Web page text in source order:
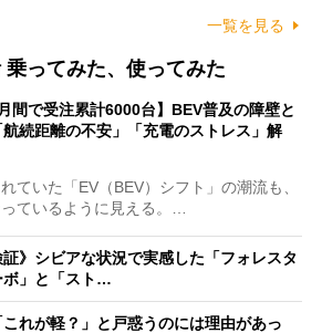
一覧を見る
ってみた、使ってみた
月間で受注累計6000台】BEV普及の障壁と
続距離の不安」「充電のストレス」解
ていた「EV（BEV）シフト」の潮流も、
ているように見える。…
証》シビアな状況で実感した「フォレスタ
」と「スト…
れが軽？」と戸惑うのには理由があっ